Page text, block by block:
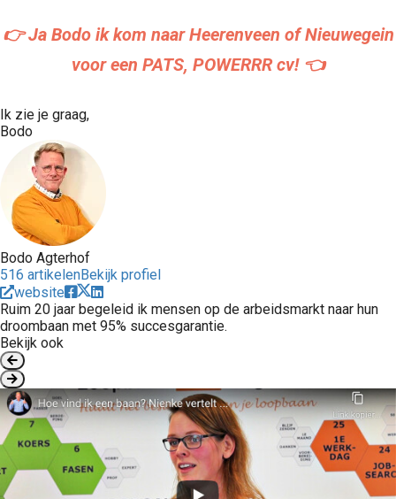
👉 Ja Bodo ik kom naar Heerenveen of Nieuwegein
voor een PATS, POWERRR cv! 👈
Ik zie je graag,
Bodo
Bodo Agterhof
516 artikelenBekijk profiel
website
Ruim 20 jaar begeleid ik mensen op de arbeidsmarkt naar hun
droombaan met 95% succesgarantie.
Bekijk ook